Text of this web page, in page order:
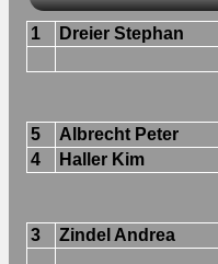
1 Dreier Stephan
5 Albrecht Peter
4
Haller Kim
3 Zindel Andrea